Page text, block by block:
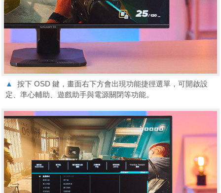
▲
按下 OSD 鍵，畫面右下方會出現功能捷徑選單，可開啟設
定、準心輔助、遊戲助手與電源關閉等功能。